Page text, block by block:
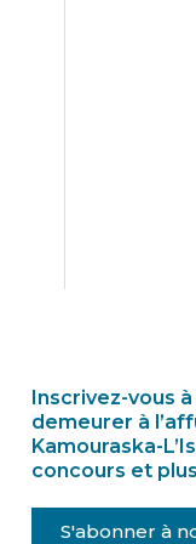
Inscrivez-vous
demeurer à
Kamouraska-
concours et
S'abonner à